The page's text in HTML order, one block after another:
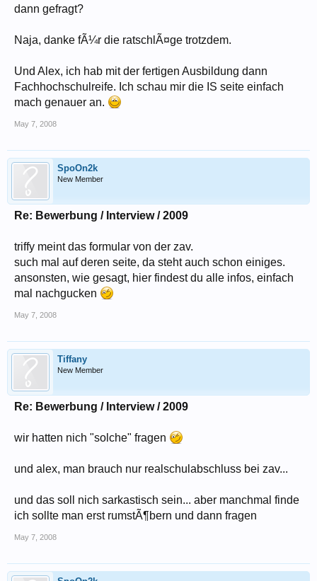
dann gefragt?
Naja, danke fÃ¼r die ratschlÃ¤ge trotzdem.
Und Alex, ich hab mit der fertigen Ausbildung dann
Fachhochschulreife. Ich schau mir die IS seite einfach
mach genauer an.
May 7, 2008
SpoOn2k
New Member
Re: Bewerbung / Interview / 2009
triffy meint das formular von der zav.
such mal auf deren seite, da steht auch schon einiges.
ansonsten, wie gesagt, hier findest du alle infos, einfach
mal nachgucken
May 7, 2008
Tiffany
New Member
Re: Bewerbung / Interview / 2009
wir hatten nich "solche" fragen
und alex, man brauch nur realschulabschluss bei zav...
und das soll nich sarkastisch sein... aber manchmal finde
ich sollte man erst rumstÃ¶bern und dann fragen
May 7, 2008